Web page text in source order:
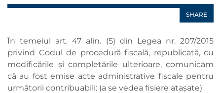
SHARE
În temeiul art. 47 alin. (5) din Legea nr. 207/2015
privind Codul de procedură fiscală, republicată, cu
modificările şi completările ulterioare, comunicăm
că au fost emise acte administrative fiscale pentru
următorii contribuabili: (a se vedea fisiere ataşate)